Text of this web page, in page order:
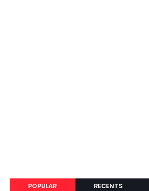
POPULAR RECENTS